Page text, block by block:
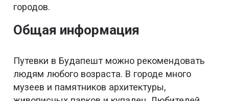
городов.
Общая информация
Путевки в Будапешт можно рекомендовать
людям любого возраста. В городе много
музеев и памятников архитектуры,